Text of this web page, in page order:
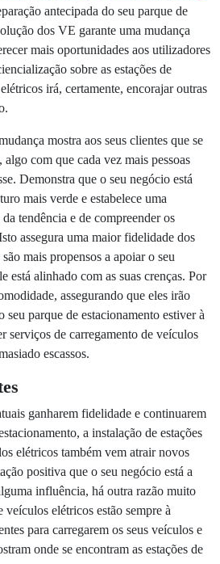
e conquistar a
de carregamento de veículos
estacionamento é, em primeiro
de contribuir para a
parte para ajudar o ambiente,
legislações e antecipar-se às
número de países
aproibir a venda de carros com
nos próximos anos– a
seu parque de estacionamento
garante uma mudança mais fácil.
oportunidades aos utilizadores de
sobre as estações de
elétricos irá, certamente,
a darem este passo.
mudança mostra aos seus
com o ambiente, algo com que
um grande interesse.
está disposto a construir um
uma reputação de estar à
compreender os valores dos seus
maior fidelidade dos clientes,
propensos a apoiar o seu
ele está alinhado com as suas
lhes comodidade,